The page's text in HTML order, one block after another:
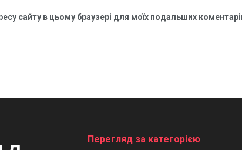
сайту в цьому браузері для моїх подальших
Перегляд за категорією